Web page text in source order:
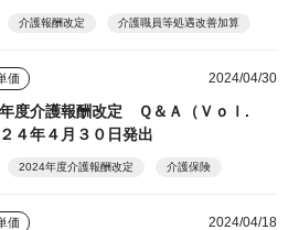
介護報酬改定 介護職員等処遇改善加算
価 2024/04/30
度介護報酬改定 Ｑ＆Ａ（Ｖｏｌ.
４年４月３０日発出
2024年度介護報酬改定 介護保険
価 2024/04/18